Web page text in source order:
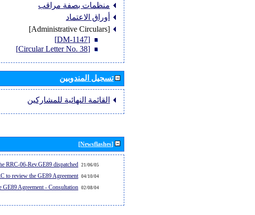
منظمات بصفة مراقب
أوراق الاعتماد
[Administrative Circulars]
[DM-1147]
[Circular Letter No. 38]
تسجيل المندوبين
القائمة النهائية للمشاركين
[Newsflashes]
21/06/05
RRC-06-Rev.GE89 dispatched...
04/10/04
to review the GE89 Agreement
02/08/04
GE89 Agreement - Consultation